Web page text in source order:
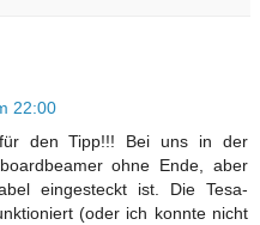
22:00
den Tipp!!! Bei uns in der
ohne Ende, aber
eingesteckt ist. Die Tesa-
(oder ich konnte nicht